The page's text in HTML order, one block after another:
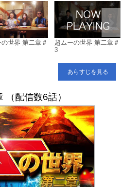
世界 第二章＃
超ムーの世界 第二章＃
3
あらすじを見る
配信数6話）